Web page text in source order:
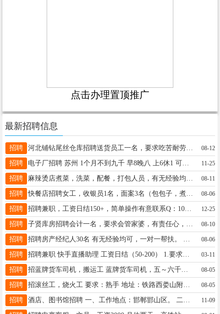
点击办理置顶推广
最新招聘信息
招聘 河北铺钻尾丝仓库招聘送货员工一名，要求吃苦耐劳，不随意请假15369043707 08-12
招聘 11-25
招聘 08-11
招聘 快餐店招聘女工，收银员1名，面案3名（包包子，煮面），工作餐，节日福利，待遇好。地址：邯郸市邯山区绿化路与中华巷交叉口13043101997 08-06
招聘 招聘兼职，工资日结150+，简单操作有意联系Q：1078302094 12-25
招聘 08-10
招聘 08-06
招聘 招聘兼职 快手直播助理 工资日结（50-200） 1.要求有快手账号，工资日结（50-200/每天） 2.居家即可办公，不用来回跑，不耽误事，每天大概工作1小时 3.年龄 18周岁以上皆可做，适合宝妈，学生， 4.有无直播经验均可，上手轻松 03-11
招聘 招蓝牌货车司机，搬运工 蓝牌货车司机，五～六千月，有经验优先。 搬运工，五千以上，日结 联系电话:19831057123 08-05
招聘 招滚丝工，烧火工 要求：熟手 地址：铁路西娄山附近 18632020301 08-05
招聘 11-09